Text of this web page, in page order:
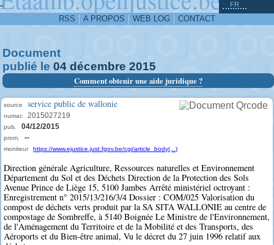
-
RSS A PROPOS WEB LOG CONTACT
FR
Document
publié le 04 décembre 2015
Comment obtenir une aide juridique ?
source service public de wallonie
numac 2015027219
pub. 04/12/2015
prom. --
moniteur https://www.ejustice.just.fgov.be/cgi/article_body(...)
Direction générale Agriculture, Ressources naturelles et Environnement
Département du Sol et des Déchets Direction de la Protection des Sols
Avenue Prince de Liège 15, 5100 Jambes Arrêté ministériel octroyant :
Enregistrement n° 2015/13/216/3/4 Dossier : COM/025 Valorisation du
compost de déchets verts produit par la SA SITA WALLONIE au centre de
compostage de Sombreffe, à 5140 Boignée Le Ministre de l'Environnement,
de l'Aménagement du Territoire et de la Mobilité et des Transports, des
Aéroports et du Bien-être animal, Vu le décret du 27 juin 1996 relatif aux
^